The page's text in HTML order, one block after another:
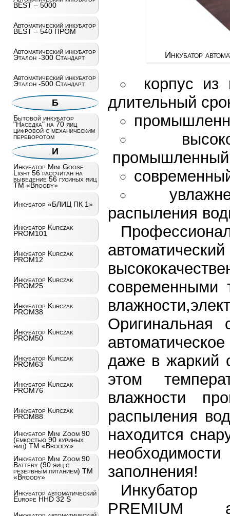
BEST – 5000
Автоматический инкубатор
BEST – 540 ПРОМ
Автоматический инкубатор
Эталон -300 Стандарт
Автоматический инкубатор
Эталон -500 Стандарт
Б
Бытовой инкубатор
"Наседка" на 70 яиц
цифровой с механическим
переворотом
И
Инкубатор Mini Goose
Light 56 рассчитан на
выведение 56 гусиных яиц
ТМ «Broody»
Инкубатор «БЛИЦ ПК 1»
Инкубатор Kurczak
PROM101
Инкубатор Kurczak
PROM12
Инкубатор Kurczak
PROM25
Инкубатор Kurczak
PROM38
Инкубатор Kurczak
PROM50
Инкубатор Kurczak
PROM63
Инкубатор Kurczak
PROM76
Инкубатор Kurczak
PROM88
Инкубатор Mini Zoom 90
(емкостью 90 куриных
яиц) ТМ «Broody»
Инкубатор Mini Zoom 90
Battery (90 яиц с
резервным питанием) ТМ
«Broody»
Инкубатор автоматический
Europe HHD 32 S
Инкубатор
корпус
длительный
промышленный
распыления
современными
Оригинальная
даже в жаркий
этом
влажности
распыления
находится
заполнения!
PREMIUM